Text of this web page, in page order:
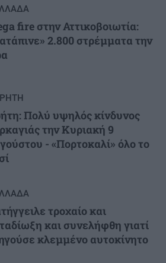
fire στην Αττικοβοιωτία:
2.800 στρέμματα την
Πολύ υψηλός κίνδυνος
την Κυριακή 9
- «Πορτοκαλί» όλο το
τροχαίο και
και συνελήφθη γιατί
κλεμμένο αυτοκίνητο